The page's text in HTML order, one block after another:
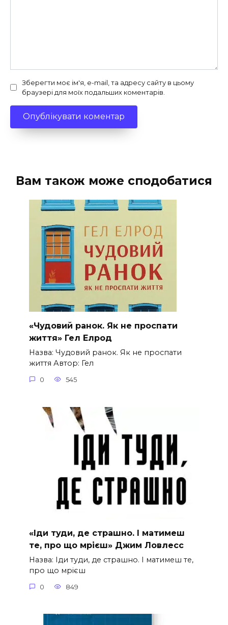
Зберегти моє ім'я, e-mail, та адресу сайту в цьому
браузері для моїх подальших коментарів.
Вам також може сподобатися
«Чудовий ранок. Як не проспати
життя» Гел Елрод
Назва: Чудовий ранок. Як не проспати
життя Автор: Гел
0 545
«Іди туди, де страшно. І матимеш
те, про що мрієш» Джим Ловлесс
Назва: Іди туди, де страшно. І матимеш те,
про що мрієш
0 849